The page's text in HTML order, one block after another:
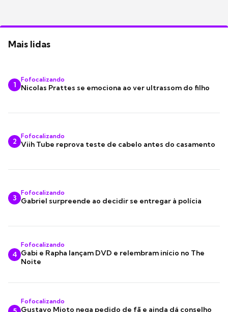
Mais lidas
1
Fofocalizando
Nicolas Prattes se emociona ao ver ultrassom do filho
2
Fofocalizando
Viih Tube reprova teste de cabelo antes do casamento
3
Fofocalizando
Gabriel surpreende ao decidir se entregar à polícia
4
Fofocalizando
Gabi e Rapha lançam DVD e relembram início no The
Noite
Fofocalizando
Gustavo Mioto nega pedido de fã e ainda dá conselho